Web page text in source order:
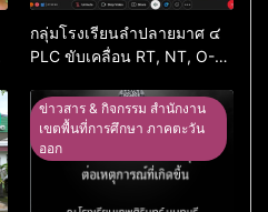
กลุ่มโรงเรียนลำปลายมาศ ๔
PLC ขับเคลื่อน RT, NT, O-
ข่าวสาร & กิจกรรม สำนักงาน
เขตพื้นที่การศึกษา ภาคตะวัน
ออก